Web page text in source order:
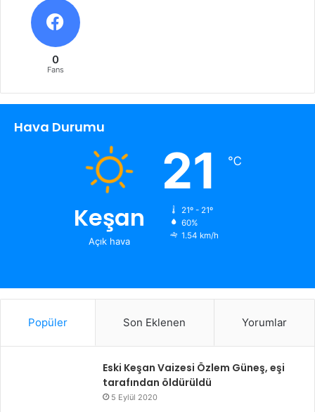
0
Fans
Hava Durumu
Keşan
Açık hava
21 ℃
21º - 21º
60%
1.54 km/h
Popüler Son Eklenen Yorumlar
Eski Keşan Vaizesi Özlem Güneş, eşi
tarafından öldürüldü
5 Eylül 2020